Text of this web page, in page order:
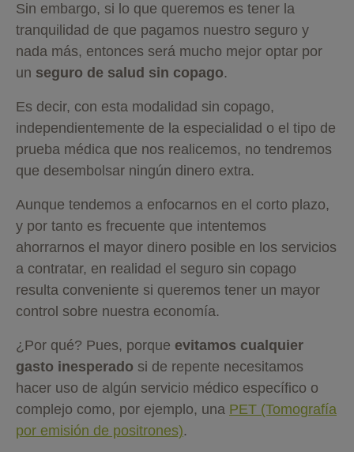
Sin embargo, si lo que queremos es tener la
tranquilidad de que pagamos nuestro seguro y
nada más, entonces será mucho mejor optar por
un seguro de salud sin copago.
Es decir, con esta modalidad sin copago,
independientemente de la especialidad o el tipo de
prueba médica que nos realicemos, no tendremos
que desembolsar ningún dinero extra.
Aunque tendemos a enfocarnos en el corto plazo,
y por tanto es frecuente que intentemos
ahorrarnos el mayor dinero posible en los servicios
a contratar, en realidad el seguro sin copago
resulta conveniente si queremos tener un mayor
control sobre nuestra economía.
¿Por qué? Pues, porque evitamos cualquier
gasto inesperado si de repente necesitamos
hacer uso de algún servicio médico específico o
complejo como, por ejemplo, una PET (Tomografía
por emisión de positrones).